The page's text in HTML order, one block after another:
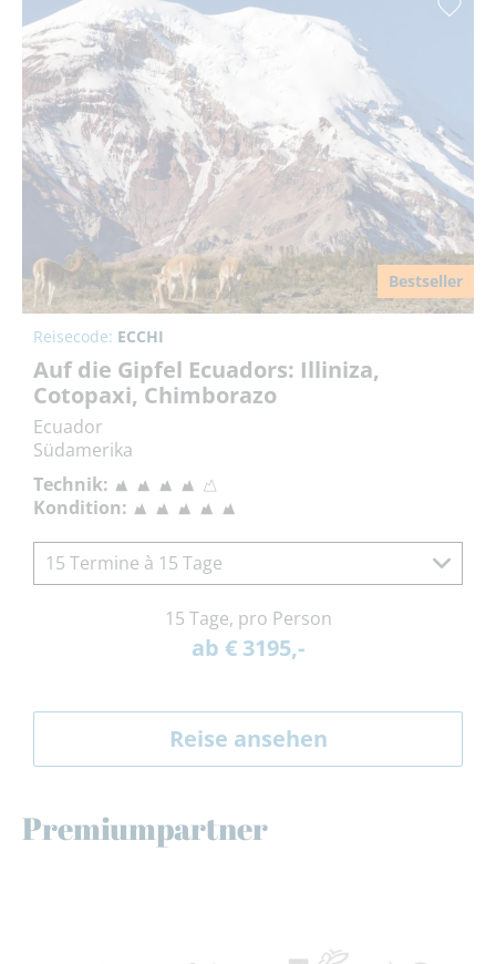
Bestseller
Reisecode: ECCHI
Auf die Gipfel Ecuadors: Illiniza,
Cotopaxi, Chimborazo
Ecuador
Südamerika
Technik:
Kondition:
15 Termine à 15 Tage
15 Tage, pro Person
ab € 3195,-
Reise ansehen
Premiumpartner